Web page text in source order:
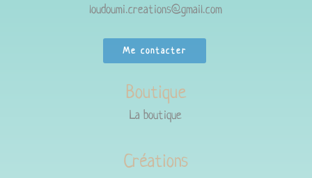
loudoumi.creations@gmail.com
Me contacter
Boutique
La boutique
Créations